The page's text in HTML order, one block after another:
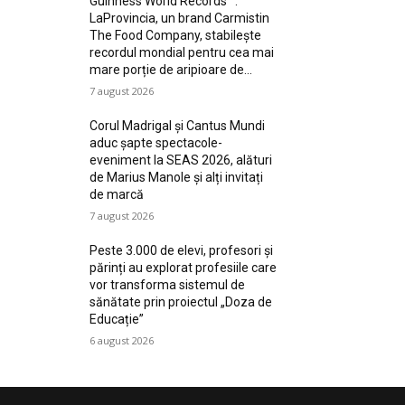
LaProvincia, un brand Carmistin
The Food Company, stabilește
recordul mondial pentru cea mai
mare porție de aripioare de...
7 august 2026
Corul Madrigal și Cantus Mundi
aduc șapte spectacole-
eveniment la SEAS 2026, alături
de Marius Manole și alți invitați
de marcă
7 august 2026
Peste 3.000 de elevi, profesori și
părinți au explorat profesiile care
vor transforma sistemul de
sănătate prin proiectul „Doza de
Educație”
6 august 2026